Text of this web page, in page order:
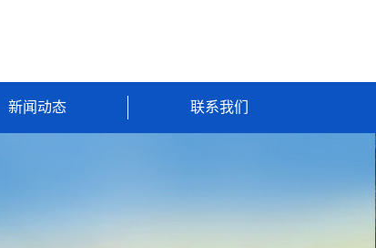
新闻动态 联系我们